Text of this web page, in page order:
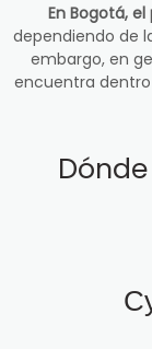
En Bogotá,
dependiendo de
embargo, en
encuentra